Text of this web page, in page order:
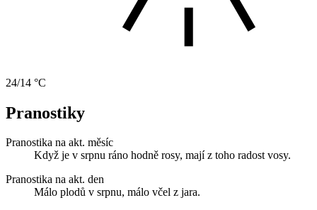
24/14 °C
Pranostiky
Pranostika na akt. měsíc
Když je v srpnu ráno hodně rosy, mají z toho radost vosy.
Pranostika na akt. den
Málo plodů v srpnu, málo včel z jara.